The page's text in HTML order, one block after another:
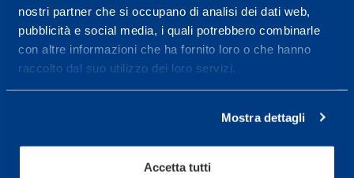
nostri partner che si occupano di analisi dei dati web,
pubblicità e social media, i quali potrebbero combinarle
con altre informazioni che ha fornito loro o che hanno
raccolto dal suo utilizzo dei loro servizi.
Mostra dettagli
Accetta tutti
Maggiori informazioni
Servizi